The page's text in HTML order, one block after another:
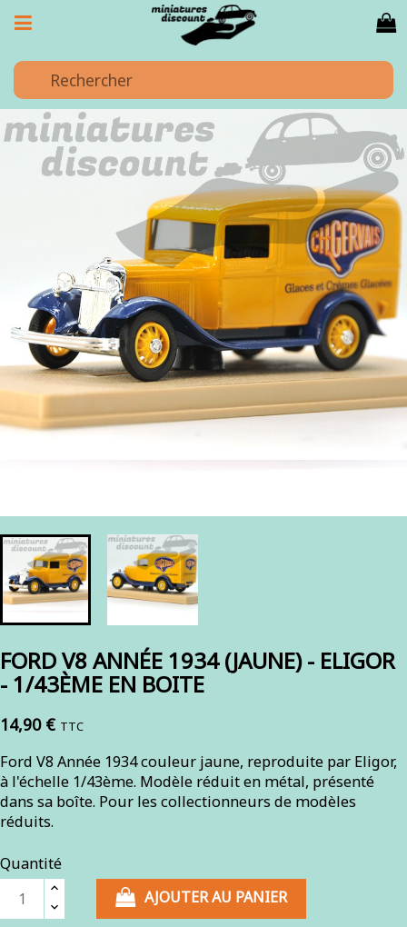
FORD V8 ANNÉE 1934 (JAUNE) - ELIGOR
- 1/43ÈME EN BOITE
14,90 € TTC
Ford V8 Année 1934 couleur jaune, reproduite par Eligor,
à l'échelle 1/43ème. Modèle réduit en métal, présenté
dans sa boîte. Pour les collectionneurs de modèles
réduits.
Quantité
AJOUTER AU PANIER